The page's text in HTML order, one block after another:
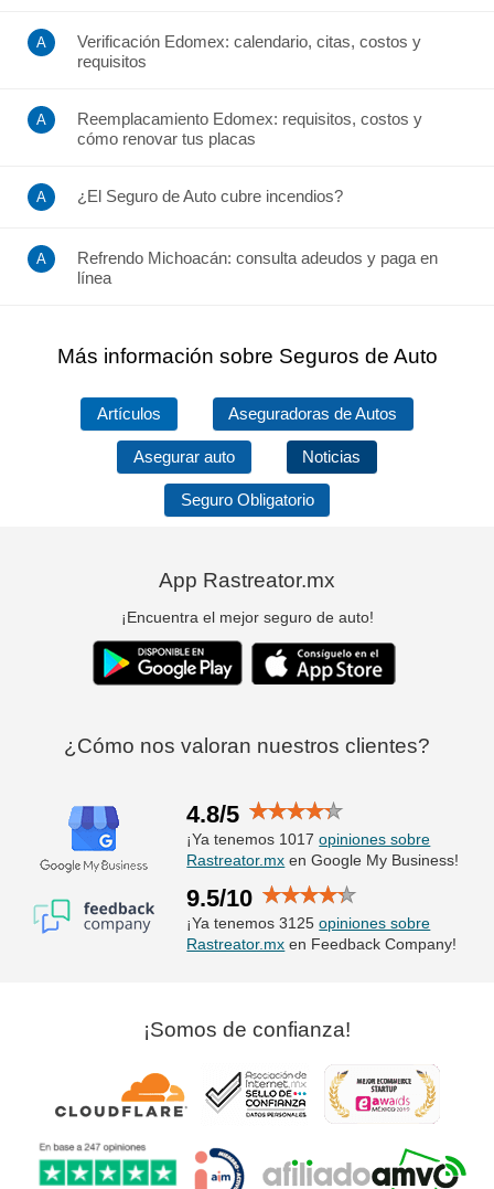
Verificación Edomex: calendario, citas, costos y
requisitos
Reemplacamiento Edomex: requisitos, costos y
cómo renovar tus placas
¿El Seguro de Auto cubre incendios?
Refrendo Michoacán: consulta adeudos y paga en
línea
Más información sobre Seguros de Auto
Artículos Aseguradoras de Autos
Asegurar auto Noticias
Seguro Obligatorio
App Rastreator.mx
¡Encuentra el mejor seguro de auto!
¿Cómo nos valoran nuestros clientes?
4.8/5
¡Ya tenemos 1017opiniones sobre
Rastreator.mx en Google My Business!
9.5/10
¡Ya tenemos 3125opiniones sobre
Rastreator.mx en Feedback Company!
¡Somos de confianza!